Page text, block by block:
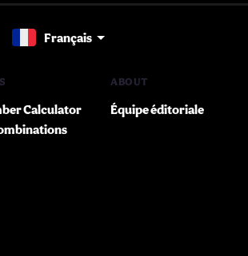
Français
Calculator
ABOUT
Équipe éditoriale